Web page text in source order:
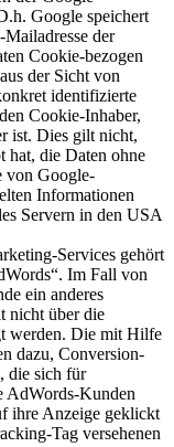
Google speichert
der
Cookie-bezogen
der Sicht von
identifizierte
Cookie-Inhaber,
ist. Dies gilt nicht,
hat, die Daten ohne
von Google-
Informationen
Servern in den USA
Services gehört
Im Fall von
ein anderes
nicht über die
werden. Die mit Hilfe
dazu, Conversion-
die sich für
AdWords-Kunden
ihre Anzeige geklickt
Tag versehenen